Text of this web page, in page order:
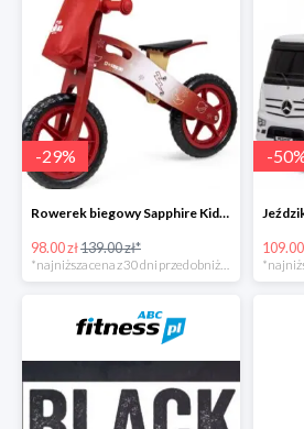
-29%
Rowerek biegowy Sapphire Kids Loopy drewniany - czerwony
98.00 zł139.00 zł*
*najniższa cena z 30 dni przed obniżką
-50
109.00